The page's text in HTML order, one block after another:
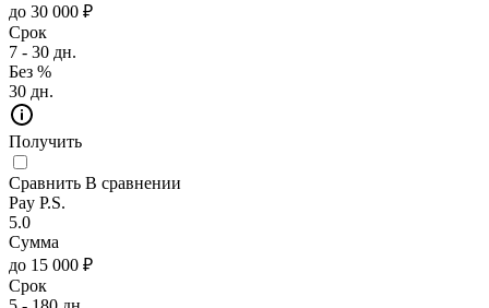
до 30 000 ₽
Срок
7 - 30 дн.
Без %
30 дн.
Получить
Сравнить В сравнении
Pay P.S.
5.0
Сумма
до 15 000 ₽
Срок